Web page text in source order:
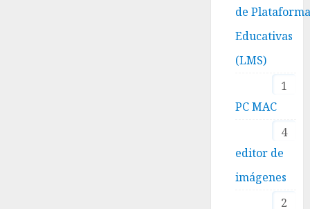
de
Educativas
(LMS)
1
PC MAC
4
editor de
imágenes
2